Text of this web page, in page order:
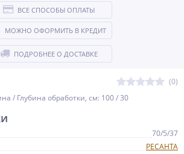
(0)
/ Глубина обработки, см: 100 / 30
ВСЕ СПОСОБЫ ОПЛАТЫ
МОЖНО ОФОРМИТЬ В КРЕДИТ
ПОДРОБНЕЕ О ДОСТАВКЕ
70/5/37
РЕСАНТА